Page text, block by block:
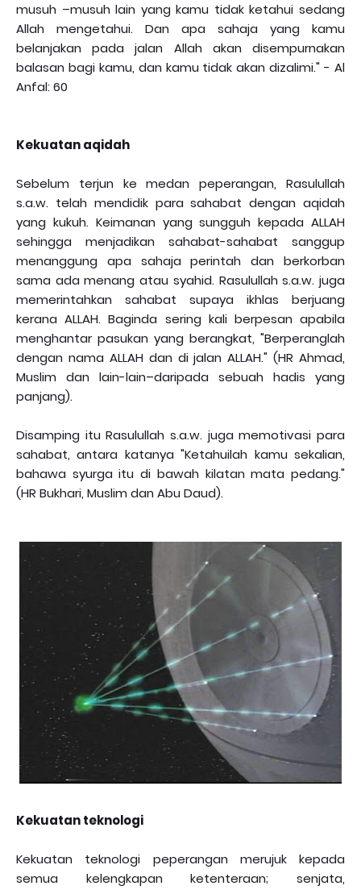
musuh –musuh lain yang kamu tidak ketahui sedang
Allah mengetahui. Dan apa sahaja yang kamu
belanjakan pada jalan Allah akan disempurnakan
balasan bagi kamu, dan kamu tidak akan dizalimi." - Al
Anfal: 60
Kekuatan aqidah
Sebelum terjun ke medan peperangan, Rasulullah
s.a.w. telah mendidik para sahabat dengan aqidah
yang kukuh. Keimanan yang sungguh kepada ALLAH
sehingga menjadikan sahabat-sahabat sanggup
menanggung apa sahaja perintah dan berkorban
sama ada menang atau syahid. Rasulullah s.a.w. juga
memerintahkan sahabat supaya ikhlas berjuang
kerana ALLAH. Baginda sering kali berpesan apabila
menghantar pasukan yang berangkat, "Berperanglah
dengan nama ALLAH dan di jalan ALLAH." (HR Ahmad,
Muslim dan lain-lain–daripada sebuah hadis yang
panjang).
Disamping itu Rasulullah s.a.w. juga memotivasi para
sahabat, antara katanya "Ketahuilah kamu sekalian,
bahawa syurga itu di bawah kilatan mata pedang."
(HR Bukhari, Muslim dan Abu Daud).
Kekuatan teknologi
Kekuatan teknologi peperangan merujuk kepada
semua kelengkapan ketenteraan; senjata,